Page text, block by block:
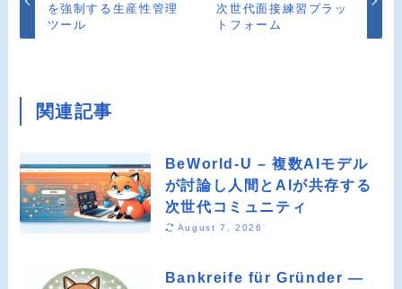
を強制する生産性管理
ツール
次世代面接練習プラッ
トフォーム
関連記事
BeWorld-U – 複数AIモデル
が討論し人間とAIが共存する
次世代コミュニティ
August 7, 2026
Bankreife für Gründer —